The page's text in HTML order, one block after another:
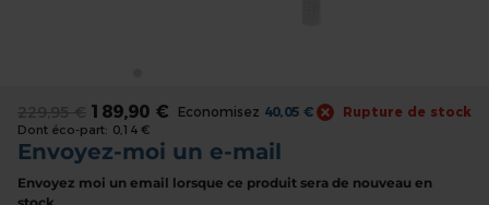
189,90 €
229,95 € Economisez 40,05 €
Dont éco-part: 0,14 €
Rupture de stock
the
beginning
the